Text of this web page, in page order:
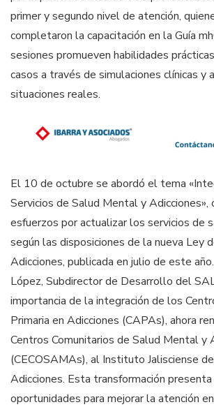
primer y segundo nivel de atención,
completaron la capacitación en la Guía
sesiones promueven habilidades
casos a través de simulaciones clínicas y
situaciones reales.
El 10 de octubre se abordó el tema
Servicios de Salud Mental y
esfuerzos por actualizar los servicios de
según las disposiciones de la nueva Ley
Adicciones, publicada en julio de este
López, Subdirector de Desarrollo del
importancia de la integración de los
Primaria en Adicciones (CAPAs), ahora
Centros Comunitarios de Salud Mental y
(CECOSAMAs), al Instituto Jalisciense
Adicciones. Esta transformación
oportunidades para mejorar la atención